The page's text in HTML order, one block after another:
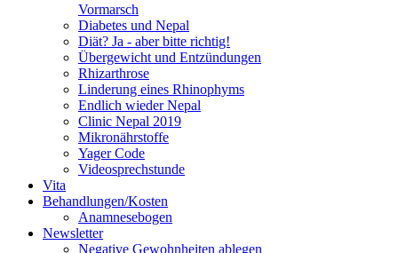
Vormarsch
Diabetes und Nepal
Diät? Ja - aber bitte richtig!
Übergewicht und Entzündungen
Rhizarthrose
Linderung eines Rhinophyms
Endlich wieder Nepal
Clinic Nepal 2019
Mikronährstoffe
Yager Code
Videosprechstunde
Vita
Behandlungen/Kosten
Anamnesebogen
Newsletter
Negative Gewohnheiten ablegen